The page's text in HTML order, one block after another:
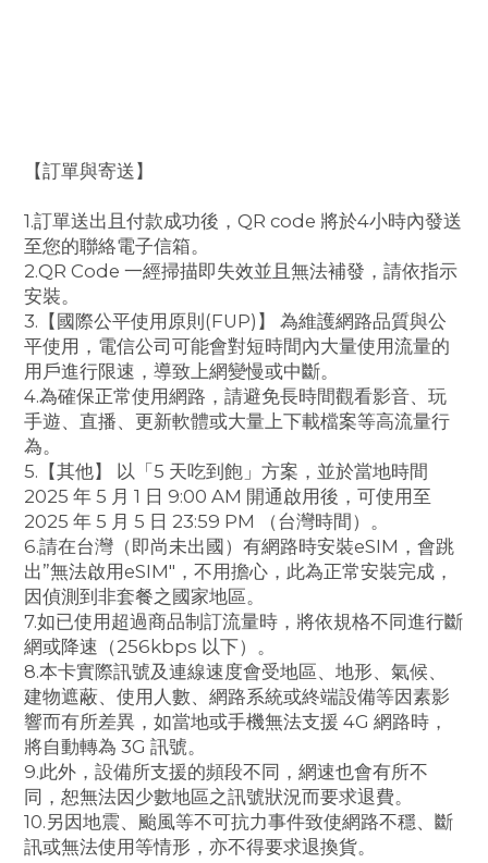
【訂單與寄送】
1.訂單送出且付款成功後，QR code 將於4小時內發送
至您的聯絡電子信箱。
2.QR Code 一經掃描即失效並且無法補發，請依指示
安裝。
3.【國際公平使用原則(FUP)】 為維護網路品質與公
平使用，電信公司可能會對短時間內大量使用流量的
用戶進行限速，導致上網變慢或中斷。
4.為確保正常使用網路，請避免長時間觀看影音、玩
手遊、直播、更新軟體或大量上下載檔案等高流量行
為。
5.【其他】 以「5 天吃到飽」方案，並於當地時間
2025 年 5 月 1 日 9:00 AM 開通啟用後，可使用至
2025 年 5 月 5 日 23:59 PM （台灣時間）。
6.請在台灣（即尚未出國）有網路時安裝eSIM，會跳
出”無法啟用eSIM"，不用擔心，此為正常安裝完成，
因偵測到非套餐之國家地區。
7.如已使用超過商品制訂流量時，將依規格不同進行斷
網或降速（256kbps 以下）。
8.本卡實際訊號及連線速度會受地區、地形、氣候、
建物遮蔽、使用人數、網路系統或終端設備等因素影
響而有所差異，如當地或手機無法支援 4G 網路時，
將自動轉為 3G 訊號。
9.此外，設備所支援的頻段不同，網速也會有所不
同，恕無法因少數地區之訊號狀況而要求退費。
10.另因地震、颱風等不可抗力事件致使網路不穩、斷
訊或無法使用等情形，亦不得要求退換貨。